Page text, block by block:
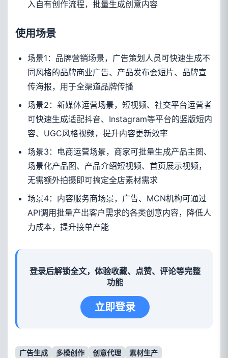
入自有创作流程，批量生成创意内容
使用场景
场景1：品牌营销场景，广告策划人员可快速生成不
同风格的品牌商业广告、产品发布会短片、品牌宣
传海报，用于全渠道品牌传播
场景2：新媒体运营场景，短视频、社交平台运营者
可快速生成适配抖音、Instagram等平台的竖版短内
容、UGC风格视频，提升内容更新效率
场景3：电商运营场景，商家可批量生成产品主图、
场景化产品图、产品介绍短视频、首页展示视频，
无需额外拍摄即可搞定全店素材需求
场景4：内容服务商场景，广告、MCN机构可通过
API调用批量产出客户需求的各类创意内容，降低人
力成本，提升接单产能
登录后解锁全文，体验收藏、点赞、评论等完整
功能
立即登录
广告生成 多模创作 创意代理 素材生产